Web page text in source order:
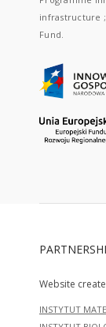
infrastructure
Fund.
Website
INSTYTUT